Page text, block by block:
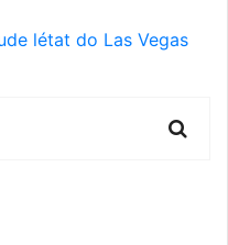
létat do Las Vegas